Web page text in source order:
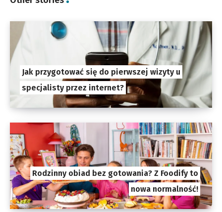
Jak przygotować się do pierwszej wizyty u
specjalisty przez internet?
Rodzinny obiad bez gotowania? Z Foodify to
nowa normalność!